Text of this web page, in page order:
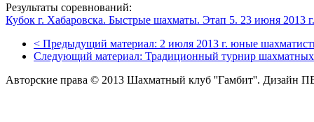
Результаты соревнований:
Кубок г. Хабаровска. Быстрые шахматы. Этап 5. 23 июня 2013 г.
< Предыдущий материал: 2 июля 2013 г. юные
Следующий материал: Традиционный турнир
Авторские права © 2013 Шахматный клуб ''Гамбит''. Дизайн